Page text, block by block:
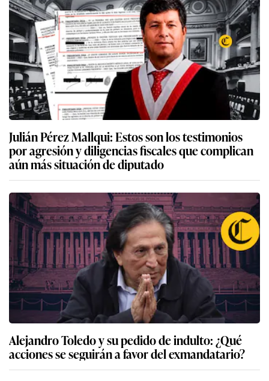
Julián Pérez Mallqui: Estos son los testimonios
por agresión y diligencias fiscales que complican
aún más situación de diputado
Alejandro Toledo y su pedido de indulto: ¿Qué
acciones se seguirán a favor del exmandatario?